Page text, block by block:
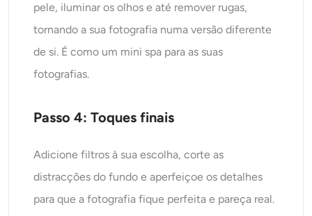
pele, iluminar os olhos e até remover rugas,
tornando a sua fotografia numa versão diferente
de si. É como um mini spa para as suas
fotografias.
Passo 4: Toques finais
Adicione filtros à sua escolha, corte as
distracções do fundo e aperfeiçoe os detalhes
para que a fotografia fique perfeita e pareça real.